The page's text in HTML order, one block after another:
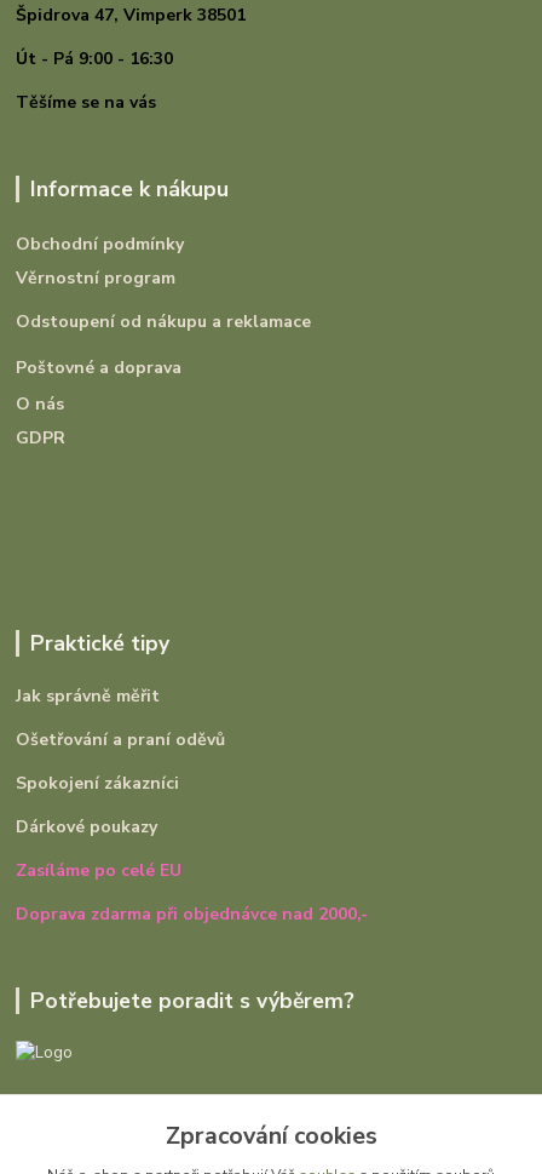
Špidrova 47,Vimperk 38501
Út - Pá 9:00 - 16:30
Těšíme se na vás
Informace k nákupu
Obchodní podmínky
Věrnostní program
Odstoupení od nákupu a reklamace
Poštovné a doprava
O nás
GDPR
Praktické tipy
Jak správně měřit
Ošetřování a praní oděvů
Spokojení zákazníci
Dárkové poukazy
Zasíláme po celé EU
Doprava zdarma při objednávce nad 2000,-
Potřebujete poradit s výběrem?
+420 727 979 401
Zpracování cookies